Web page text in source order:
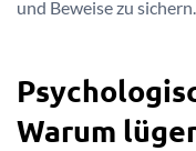
und Beweise zu sichern.
Warum